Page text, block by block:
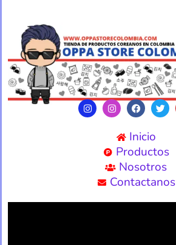
Inicio
Productos
Nosotros
Contactanos